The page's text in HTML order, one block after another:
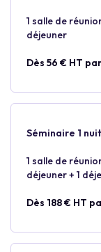
1 salle de
déjeuner
Dès 56 € HT
Séminaire 1 nuit
1 salle de
déjeuner + 1
Dès 188 € HT